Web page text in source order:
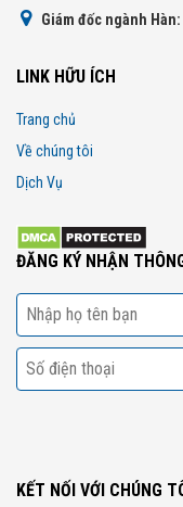
Giám đốc ngành Hàn:
LINK HỮU ÍCH
Trang chủ
Về chúng tôi
Dịch Vụ
ĐĂNG KÝ NHẬN
KẾT NỐI VỚI CHÚNG